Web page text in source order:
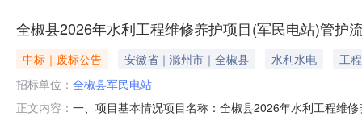
全椒县2026年水利工程维修养护项目(军民电站)管护
中标｜废标公告 安徽省｜滁州市｜全椒县 水利水电
工程
招标单位： 全椒县军民电站
正文内容： 一、项目基本情况项目名称：全椒县2026年水利工程维